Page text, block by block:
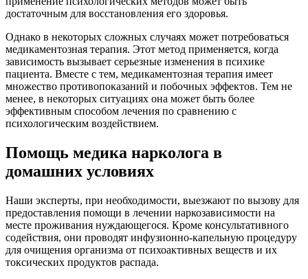
достаточным для восстановления его здоровья.
Однако в некоторых сложных случаях может потребоваться
медикаментозная терапия. Этот метод применяется, когда
зависимость вызывает серьезные изменения в психике
пациента. Вместе с тем, медикаментозная терапия имеет
множество противопоказаний и побочных эффектов. Тем не
менее, в некоторых ситуациях она может быть более
эффективным способом лечения по сравнению с
психологическим воздействием.
Помощь медика нарколога в
домашних условиях
Наши эксперты, при необходимости, выезжают по вызову для
предоставления помощи в лечении наркозависимости на
месте проживания нуждающегося. Кроме консультативного
содействия, они проводят инфузионно-капельную процедуру
для очищения организма от психоактивных веществ и их
токсических продуктов распада.